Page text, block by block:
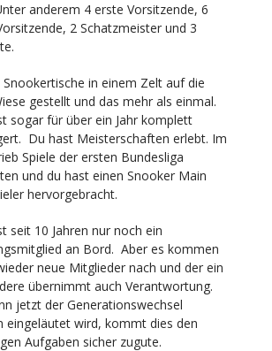
anderem 4 erste Vorsitzende, 6
2 Schatzmeister und 3
in einem Zelt auf die
gestellt und das mehr als einmal.
sogar für über ein Jahr komplett
Du hast Meisterschaften erlebt. Im
Spiele der ersten Bundesliga
und du hast einen Snooker Main
hervorgebracht.
seit 10 Jahren nur noch ein
an Bord. Aber es kommen
neue Mitglieder nach und der ein
übernimmt auch Verantwortung.
jetzt der Generationswechsel
eingeläutet wird, kommt dies den
Aufgaben sicher zugute.